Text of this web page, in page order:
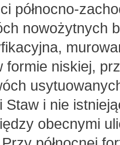
północno-
nowożytnych
formie niskiej,
Staw i nie
obecnymi